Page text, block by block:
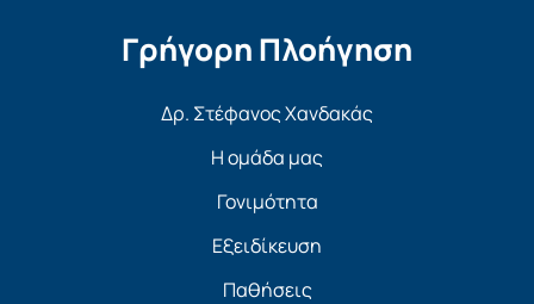
Γρήγορη Πλοήγηση
Δρ. Στέφανος Χανδακάς
Η ομάδα μας
Γονιμότητα
Εξειδίκευση
Παθήσεις